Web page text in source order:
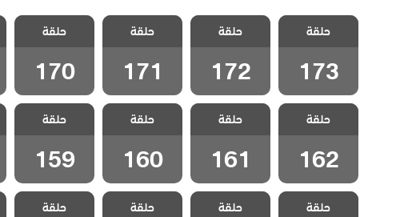
مسلسل شارع
السلام الحلقة
173 والاخيرة
حلقة
173
مسلسل شارع
السلام الحلقة
172
حلقة
172
مسلسل شارع
السلام الحلقة
171
حلقة
171
مسلسل شارع
السلام الحلقة
170
حلقة
170
مسلسل شارع
السلام الحلقة
162
حلقة
162
مسلسل شارع
السلام الحلقة
161
حلقة
161
مسلسل شارع
السلام الحلقة
160
حلقة
160
مسلسل شارع
السلام الحلقة
159
حلقة
159
مسلسل شارع
السلام الحلقة
حلقة
مسلسل شارع
السلام الحلقة
حلقة
مسلسل شارع
السلام الحلقة
حلقة
مسلسل شارع
السلام الحلقة
حلقة